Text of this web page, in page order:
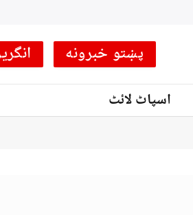
پښتو خبرونه
اسپاٹ لائٹ